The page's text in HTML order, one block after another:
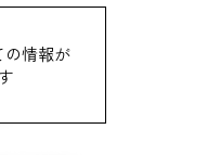
情報が